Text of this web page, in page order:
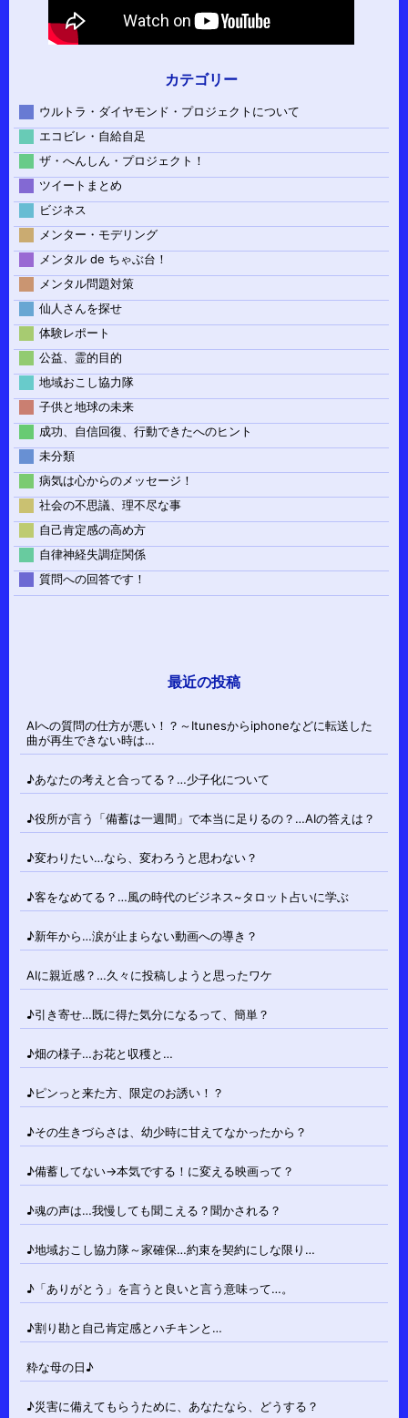
カテゴリー
ウルトラ・ダイヤモンド・プロジェクトについて
エコビレ・自給自足
ザ・へんしん・プロジェクト！
ツイートまとめ
ビジネス
メンター・モデリング
メンタル de ちゃぶ台！
メンタル問題対策
仙人さんを探せ
体験レポート
公益、霊的目的
地域おこし協力隊
子供と地球の未来
成功、自信回復、行動できたへのヒント
未分類
病気は心からのメッセージ！
社会の不思議、理不尽な事
自己肯定感の高め方
自律神経失調症関係
質問への回答です！
最近の投稿
AIへの質問の仕方が悪い！？～Itunesからiphoneなどに転送した
曲が再生できない時は…
♪あなたの考えと合ってる？…少子化について
♪役所が言う「備蓄は一週間」で本当に足りるの？…AIの答えは？
♪変わりたい…なら、変わろうと思わない？
♪客をなめてる？…風の時代のビジネス~タロット占いに学ぶ
♪新年から…涙が止まらない動画への導き？
AIに親近感？…久々に投稿しようと思ったワケ
♪引き寄せ…既に得た気分になるって、簡単？
♪畑の様子…お花と収穫と…
♪ピンっと来た方、限定のお誘い！？
♪その生きづらさは、幼少時に甘えてなかったから？
♪備蓄してない→本気でする！に変える映画って？
♪魂の声は…我慢しても聞こえる？聞かされる？
♪地域おこし協力隊～家確保…約束を契約にしな限り…
♪「ありがとう」を言うと良いと言う意味って…。
♪割り勘と自己肯定感とハチキンと…
粋な母の日♪
♪災害に備えてもらうために、あなたなら、どうする？